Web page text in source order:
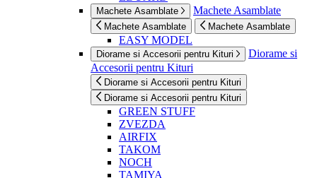
Machete Asamblate Machete Asamblate
Machete Asamblate Machete Asamblate
EASY MODEL
Diorame si Accesorii pentru Kituri
Diorame si
Accesorii pentru Kituri
Diorame si Accesorii pentru Kituri
Diorame si Accesorii pentru Kituri
GREEN STUFF
ZVEZDA
AIRFIX
TAKOM
NOCH
TAMIYA